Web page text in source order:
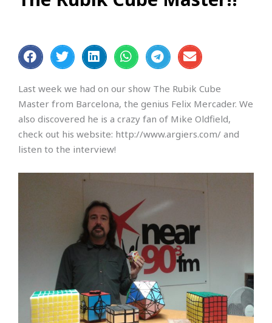
Last week we had on our show The Rubik Cube
Master from Barcelona, the genius Felix Mercader. We
also discovered he is a crazy fan of Mike Oldfield,
check out his website: http://www.argiers.com/ and
listen to the interview!